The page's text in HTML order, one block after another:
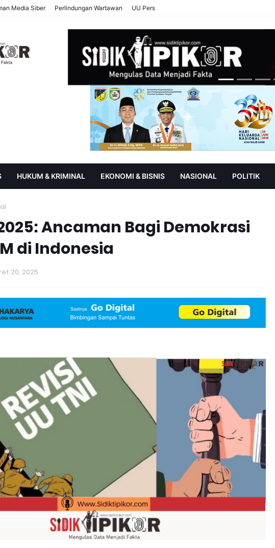
Media Siber Perlindungan Wartawan UU Pers
HUKUM & KRIMINAL EKONOMI & BISNIS NASIONAL POLITIK
Ancaman Bagi Demokrasi
di Indonesia
20, 2025